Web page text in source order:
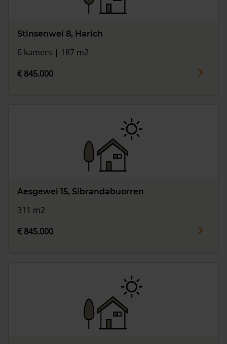
Stinsenwei 8, Harich
6 kamers | 187 m2
€ 845.000
Aesgewei 15, Sibrandabuorren
311 m2
€ 845.000